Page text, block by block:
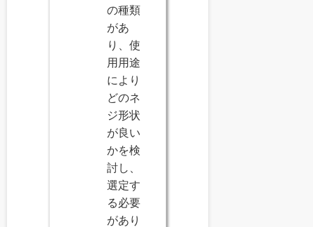
の種類
があ
り、使
用用途
により
どのネ
ジ形状
が良い
かを検
討し、
選定す
る必要
があり